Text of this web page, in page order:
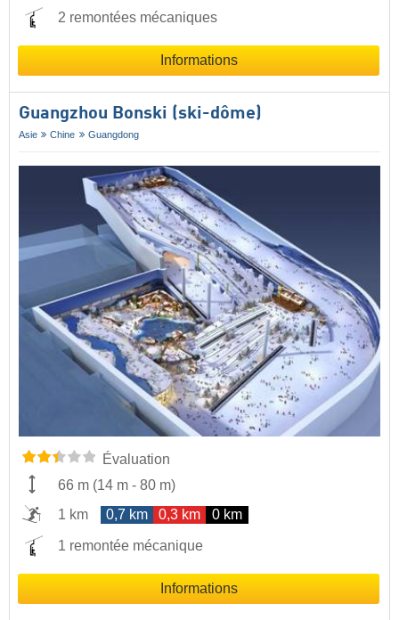
2 remontées mécaniques
Informations
Guangzhou Bonski (ski-dôme)
Asie Chine Guangdong
Évaluation
66 m (14 m - 80 m)
1 km
0,7 km 0,3 km 0 km
1 remontée mécanique
Informations